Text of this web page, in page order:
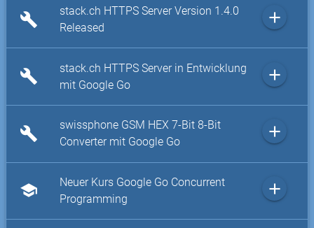
build
stack.ch HTTPS Server Version 1.4.0
Released
add
build
stack.ch HTTPS Server in Entwicklung
mit Google Go
add
build
swissphone GSM HEX 7-Bit 8-Bit
Converter mit Google Go
add
school
Neuer Kurs Google Go Concurrent
Programming
add